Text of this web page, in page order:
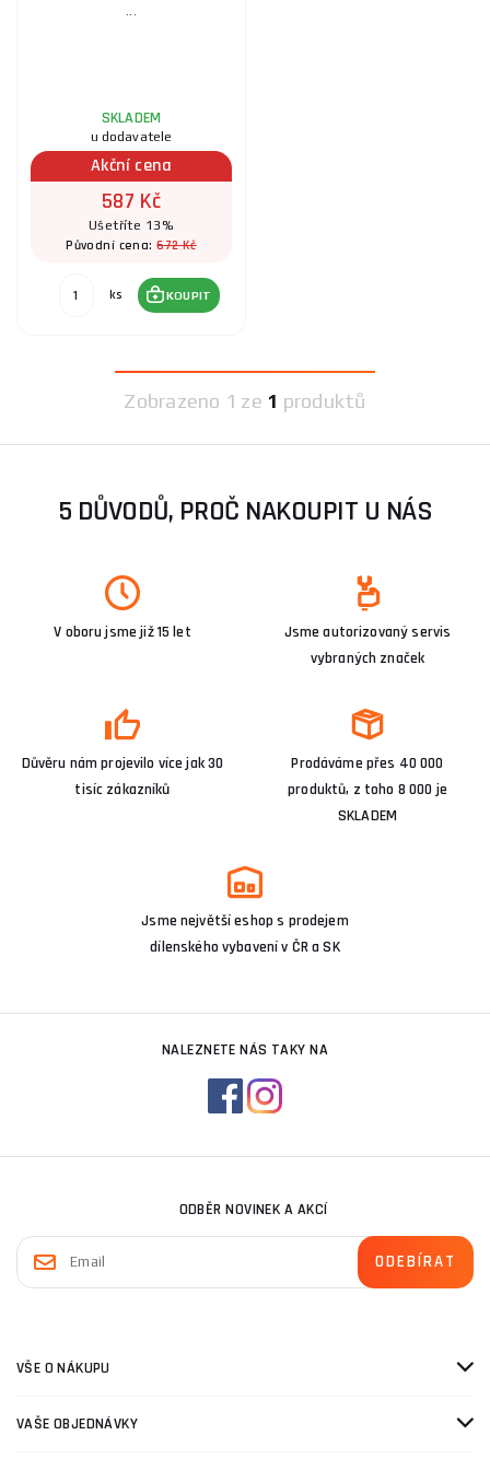
...
SKLADEM
u dodavatele
Akční cena
587 Kč
Ušetříte 13%
Původní cena:672 Kč
ks KOUPIT
Zobrazeno 1 ze 1 produktů
5 DŮVODŮ, PROČ NAKOUPIT U NÁS
V oboru jsme již 15 let
Jsme autorizovaný servis
vybraných značek
Důvěru nám projevilo více jak 30
tisíc zákazníků
Prodáváme přes 40 000
produktů, z toho 8 000 je
SKLADEM
Jsme největší eshop s prodejem
dílenského vybavení v ČR a SK
NALEZNETE NÁS TAKY NA
ODBĚR NOVINEK A AKCÍ
VŠE O NÁKUPU
VAŠE OBJEDNÁVKY